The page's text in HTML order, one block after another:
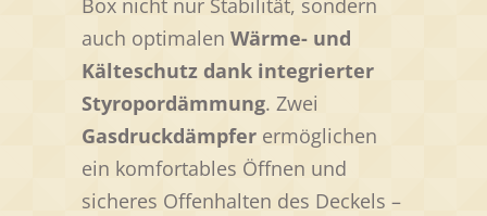
Box nicht nur Stabilität, sondern
auch optimalen Wärme- und
Kälteschutz dank integrierter
Styropordämmung. Zwei
Gasdruckdämpferermöglichen
ein komfortables Öffnen und
sicheres Offenhalten des Deckels –